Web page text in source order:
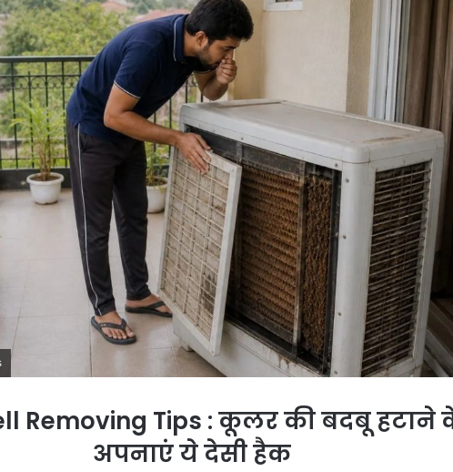
Removing Tips : कूलर की बदबू हटाने
अपनाएं ये देसी हैक